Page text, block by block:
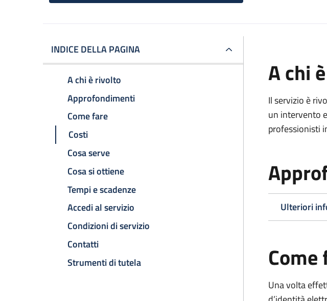
INDICE DELLA PAGINA
A chi è rivolto
Approfondimenti
Come fare
Costi
Cosa serve
Cosa si ottiene
Tempi e scadenze
Accedi al servizio
Condizioni di servizio
Contatti
Strumenti di tutela
A chi
Il servizio è
un intervento
professionisti
Ulteriori
Come
Una volta